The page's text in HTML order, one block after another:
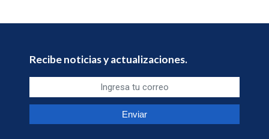
Recibe noticias y actualizaciones.